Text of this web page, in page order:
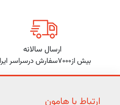
ارسال سالانه
بیش از7000سفارش درسراسر ایران
ارتباط با هامون